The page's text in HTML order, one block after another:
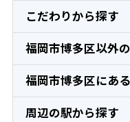
こだわりから探す
福岡市博多区以外
福岡市博多区にあ
周辺の駅から探す